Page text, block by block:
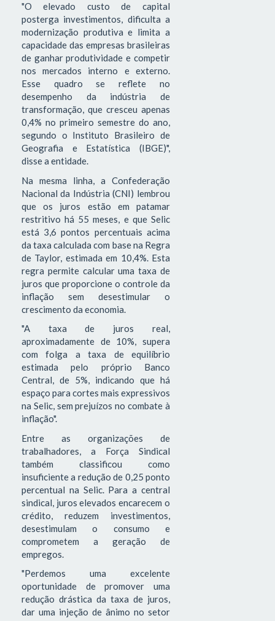
"O elevado custo de capital
posterga investimentos, dificulta a
modernização produtiva e limita a
capacidade das empresas brasileiras
de ganhar produtividade e competir
nos mercados interno e externo.
Esse quadro se reflete no
desempenho da indústria de
transformação, que cresceu apenas
0,4% no primeiro semestre do ano,
segundo o Instituto Brasileiro de
Geografia e Estatística (IBGE)",
disse a entidade.
Na mesma linha, a Confederação
Nacional da Indústria (CNI) lembrou
que os juros estão em patamar
restritivo há 55 meses, e que Selic
está 3,6 pontos percentuais acima
da taxa calculada com base na Regra
de Taylor, estimada em 10,4%. Esta
regra permite calcular uma taxa de
juros que proporcione o controle da
inflação sem desestimular o
crescimento da economia.
"A taxa de juros real,
aproximadamente de 10%, supera
com folga a taxa de equilíbrio
estimada pelo próprio Banco
Central, de 5%, indicando que há
espaço para cortes mais expressivos
na Selic, sem prejuízos no combate à
inflação".
Entre as organizações de
trabalhadores, a Força Sindical
também classificou como
insuficiente a redução de 0,25 ponto
percentual na Selic. Para a central
sindical, juros elevados encarecem o
crédito, reduzem investimentos,
desestimulam o consumo e
comprometem a geração de
empregos.
"Perdemos uma excelente
oportunidade de promover uma
redução drástica da taxa de juros,
dar uma injeção de ânimo no setor